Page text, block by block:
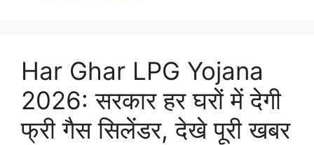
Har Ghar LPG Yojana
2026: सरकार हर घरों में देगी
फ्री गैस सिलेंडर, देखे पूरी खबर